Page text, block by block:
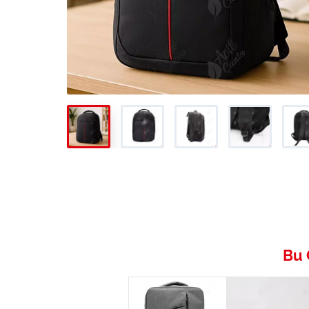
A180 önden görünümPromosyon Kongre Çantası
Promosyon Kongre Çantası
Promosyon
Bu